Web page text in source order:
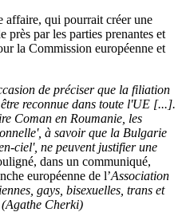
affaire, qui pourrait créer une
près par les parties prenantes et
la Commission européenne et
de préciser que la filiation
reconnue dans toute l'UE [...].
Coman en Roumanie, les
à savoir que la Bulgarie
ciel', ne peuvent justifier une
dans un communiqué,
européenne de l’Association
gays, bisexuelles, trans et
(Agathe Cherki)